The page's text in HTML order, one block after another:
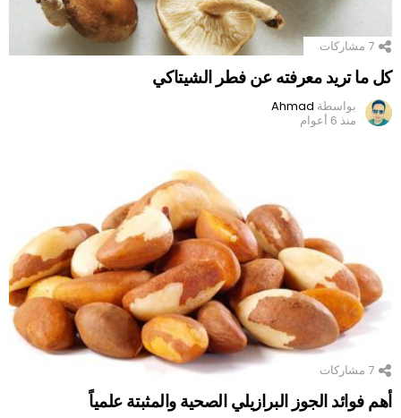
7 مشاركات
كل ما تريد معرفته عن فطر الشيتاكي
بواسطة Ahmad
منذ 6 أعوام
7 مشاركات
أهم فوائد الجوز البرازيلي الصحية والمثبتة علمياً